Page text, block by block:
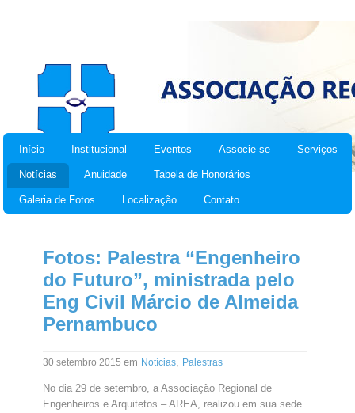
Início Institucional Eventos Associe-se Serviços
Notícias Anuidade Tabela de Honorários
Galeria de Fotos Localização Contato
Fotos: Palestra “Engenheiro
do Futuro”, ministrada pelo
Eng Civil Márcio de Almeida
Pernambuco
30 setembro 2015 em Notícias, Palestras
No dia 29 de setembro, a Associação Regional de
Engenheiros e Arquitetos – AREA, realizou em sua sede